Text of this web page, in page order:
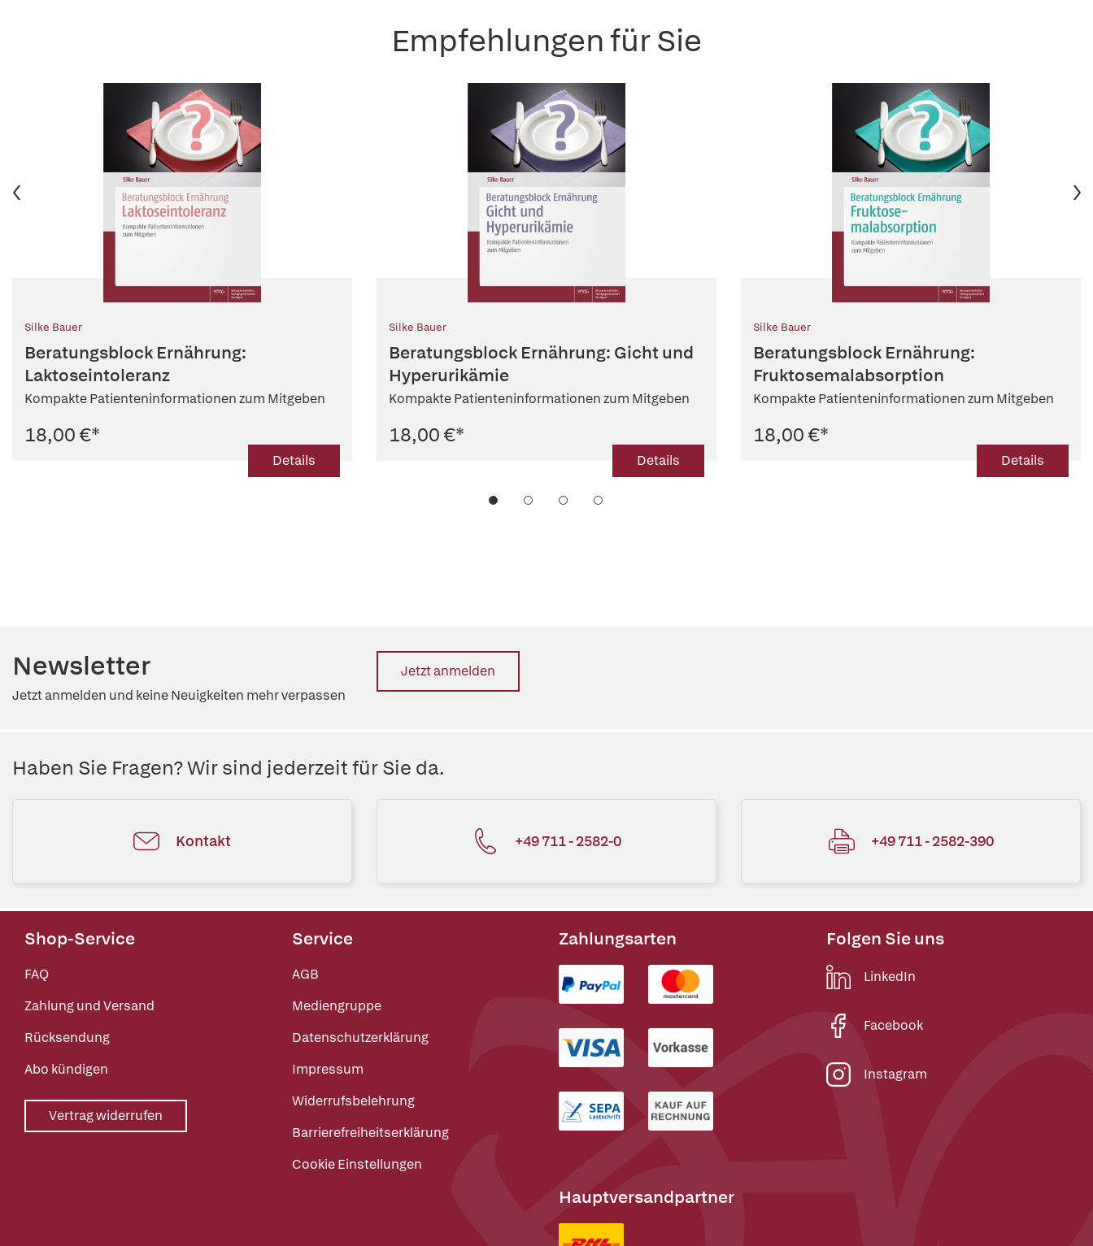
Empfehlungen für Sie
Silke Bauer
Beratungsblock Ernährung:
Laktoseintoleranz
Kompakte Patienteninformationen zum Mitgeben
18,00 €*
Details
Silke Bauer
Beratungsblock Ernährung: Gicht und
Hyperurikämie
Kompakte Patienteninformationen zum Mitgeben
18,00 €*
Details
Silke Bauer
Beratungsblock Ernährung:
Fruktosemalabsorption
Kompakte Patienteninformationen zum Mitgeben
18,00 €*
Details
Newsletter
Jetzt anmelden und keine Neuigkeiten mehr verpassen
Jetzt anmelden
Haben Sie Fragen? Wir sind jederzeit für Sie da.
Kontakt +49 711 - 2582-0 +49 711 - 2582-390
Shop-Service
FAQ
Zahlung und Versand
Rücksendung
Abo kündigen
Vertrag widerrufen
Service
AGB
Mediengruppe
Datenschutzerklärung
Impressum
Widerrufsbelehrung
Barrierefreiheitserklärung
Cookie Einstellungen
Zahlungsarten
Hauptversandpartner
Folgen Sie uns
LinkedIn
Facebook
Instagram